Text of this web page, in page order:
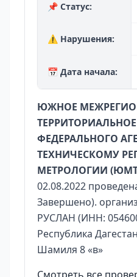
📌 Статус:
⚠️ Нарушения:
📅 Дата начала:
ЮЖНОЕ
ФЕДЕРАЛЬНОГО
ТЕХНИЧЕСКОМУ
МЕТРОЛОГИИ
02.08.2022
Завершено).
РУСЛАН (ИНН:
Республика
Шамиля 8 «в»